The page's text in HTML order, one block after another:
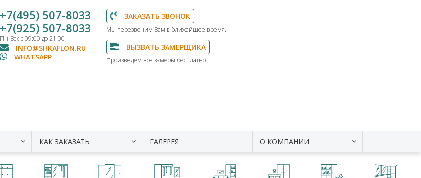
+7(495) 507-8033
+7(925) 507-8033
Пн-Вск с 09:00 до 21:00
INFO@SHKAFLON.RU
WHATSAPP
ЗАКАЗАТЬ ЗВОНОК
Мы перезвоним Вам в ближайшее время.
ВЫЗВАТЬ ЗАМЕРЩИКА
Произведем все замеры бесплатно.
КАК ЗАКАЗАТЬ ГАЛЕРЕЯ О КОМПАНИИ